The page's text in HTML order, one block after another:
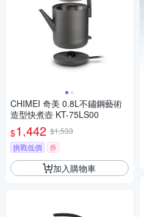
CHIMEI 奇美 0.8L不鏽鋼藝術
造型快煮壺 KT-75LS00
$1,442 $1,533
挑戰低價
券
加入購物車